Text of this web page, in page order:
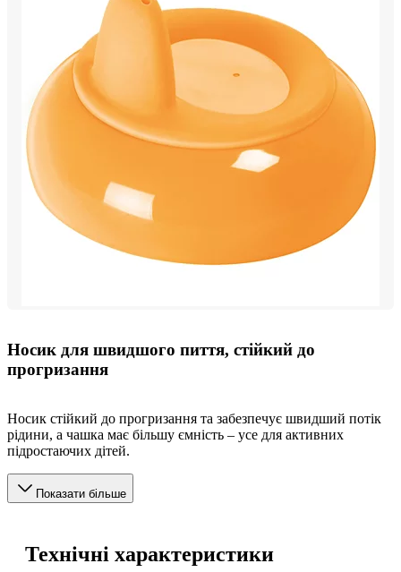
Носик для швидшого пиття, стійкий до
прогризання
Носик стійкий до прогризання та забезпечує швидший потік
рідини, а чашка має більшу ємність – усе для активних
підростаючих дітей.
Показати більше
Технічні характеристики